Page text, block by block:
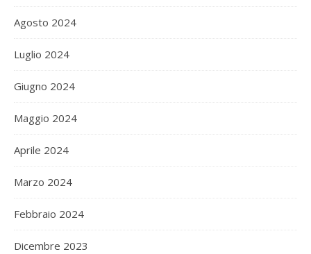
Agosto 2024
Luglio 2024
Giugno 2024
Maggio 2024
Aprile 2024
Marzo 2024
Febbraio 2024
Dicembre 2023